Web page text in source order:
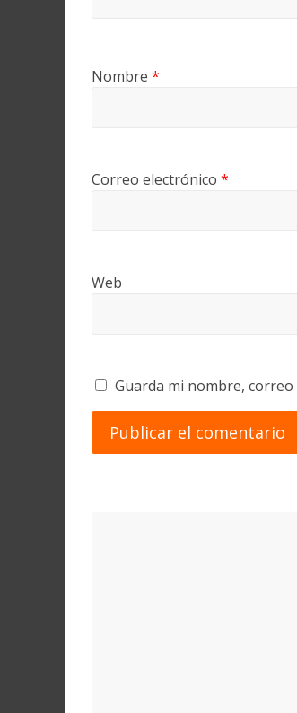
Nombre *
Correo electrónico *
Web
Guarda mi nombre,